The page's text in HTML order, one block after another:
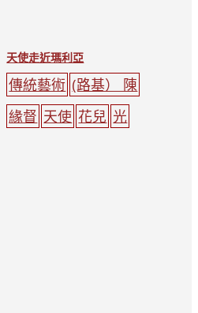
天使走近瑪利亞
傳統藝術 (路基） 陳
緣督 天使 花兒 光